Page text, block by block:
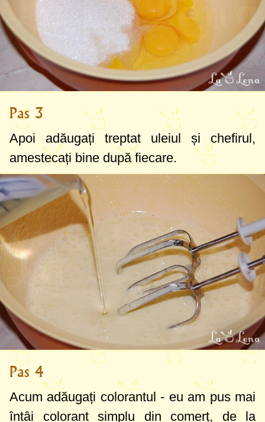
Pas 3
Apoi adăugați treptat uleiul și chefirul,
amestecați bine după fiecare.
Pas 4
Acum adăugați colorantul - eu am pus mai
întâi colorant simplu din comerț, de la